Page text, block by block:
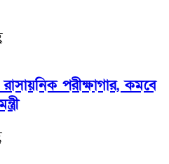
পরীক্ষাগার, কমবে